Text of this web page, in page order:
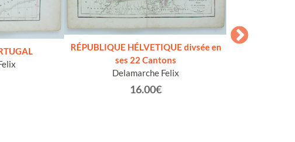
RÉPUBLIQUE HÉLVETIQUE divsée en
ses 22 Cantons
Delamarche Felix
16.00€
TERRAE